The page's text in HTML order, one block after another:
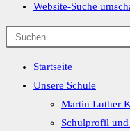
Website-Suche
Startseite
Unsere Schule
Martin Luther
Schulprofil